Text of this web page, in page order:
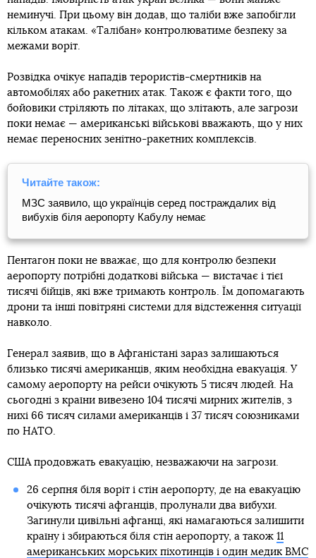
неминучі. При цьому він додав, що таліби вже запобігли
кільком атакам. «Талібан» контролюватиме безпеку за
межами воріт.
Розвідка очікує нападів терористів-смертників на
автомобілях або ракетних атак. Також є факти того, що
бойовики стріляють по літаках, що злітають, але загрози
поки немає — американські військові вважають, що у них
немає переносних зенітно-ракетних комплексів.
Читайте також:
МЗС заявило, що українців серед постраждалих від
вибухів біля аеропорту Кабулу немає
Пентагон поки не вважає, що для контролю безпеки
аеропорту потрібні додаткові війська — вистачає і тієї
тисячі бійців, які вже тримають контроль. Їм допомагають
дрони та інші повітряні системи для відстеження ситуації
навколо.
Генерал заявив, що в Афганістані зараз залишаються
близько тисячі американців, яким необхідна евакуація. У
самому аеропорту на рейси очікують 5 тисяч людей. На
сьогодні з країни вивезено 104 тисячі мирних жителів, з
нихі 66 тисяч силами американців і 37 тисяч союзниками
по НАТО.
США продовжать евакуацію, незважаючи на загрози.
26 серпня біля воріт і стін аеропорту, де на евакуацію
очікують тисячі афганців, пролунали два вибухи.
Загинули цивільні афганці, які намагаються залишити
країну і збираються біля стін аеропорту, а також 11
американських морських піхотинців і один медик ВМС